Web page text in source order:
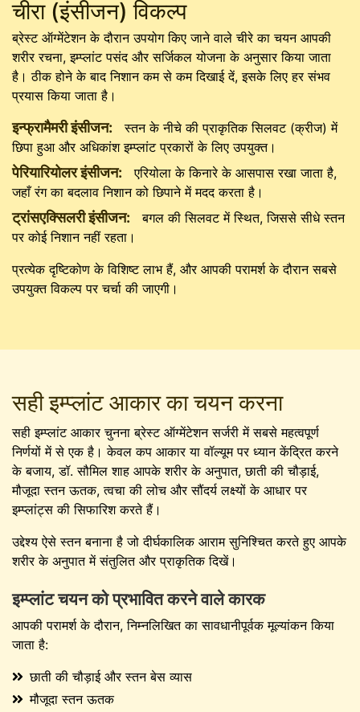
चीरा (इंसीजन) विकल्प
ब्रेस्ट ऑग्मेंटेशन के दौरान उपयोग किए जाने वाले चीरे का चयन आपकी
शरीर रचना, इम्प्लांट पसंद और सर्जिकल योजना के अनुसार किया जाता
है। ठीक होने के बाद निशान कम से कम दिखाई दें, इसके लिए हर संभव
प्रयास किया जाता है।
इन्फ्रामैमरी इंसीजन:
स्तन के नीचे की प्राकृतिक सिलवट (क्रीज) में
छिपा हुआ और अधिकांश इम्प्लांट प्रकारों के लिए उपयुक्त।
पेरियारियोलर इंसीजन:
एरियोला के किनारे के आसपास रखा जाता है,
जहाँ रंग का बदलाव निशान को छिपाने में मदद करता है।
ट्रांसएक्सिलरी इंसीजन:
बगल की सिलवट में स्थित, जिससे सीधे स्तन
पर कोई निशान नहीं रहता।
प्रत्येक दृष्टिकोण के विशिष्ट लाभ हैं, और आपकी परामर्श के दौरान सबसे
उपयुक्त विकल्प पर चर्चा की जाएगी।
सही इम्प्लांट आकार का चयन करना
सही इम्प्लांट आकार चुनना ब्रेस्ट ऑग्मेंटेशन सर्जरी में सबसे महत्वपूर्ण
निर्णयों में से एक है। केवल कप आकार या वॉल्यूम पर ध्यान केंद्रित करने
के बजाय, डॉ. सौमिल शाह आपके शरीर के अनुपात, छाती की चौड़ाई,
मौजूदा स्तन ऊतक, त्वचा की लोच और सौंदर्य लक्ष्यों के आधार पर
इम्प्लांट्स की सिफारिश करते हैं।
उद्देश्य ऐसे स्तन बनाना है जो दीर्घकालिक आराम सुनिश्चित करते हुए आपके
शरीर के अनुपात में संतुलित और प्राकृतिक दिखें।
इम्प्लांट चयन को प्रभावित करने वाले कारक
आपकी परामर्श के दौरान, निम्नलिखित का सावधानीपूर्वक मूल्यांकन किया
जाता है:
छाती की चौड़ाई और स्तन बेस व्यास
मौजूदा स्तन ऊतक